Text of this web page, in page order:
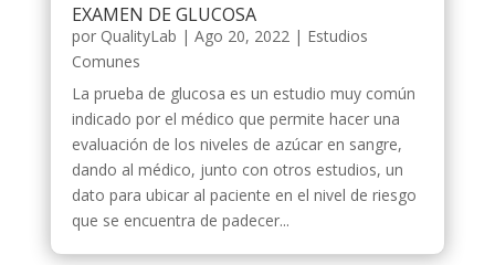
EXAMEN DE GLUCOSA
por QualityLab | Ago 20, 2022| Estudios
Comunes
La prueba de glucosa es un estudio muy común
indicado por el médico que permite hacer una
evaluación de los niveles de azúcar en sangre,
dando al médico, junto con otros estudios, un
dato para ubicar al paciente en el nivel de riesgo
que se encuentra de padecer...